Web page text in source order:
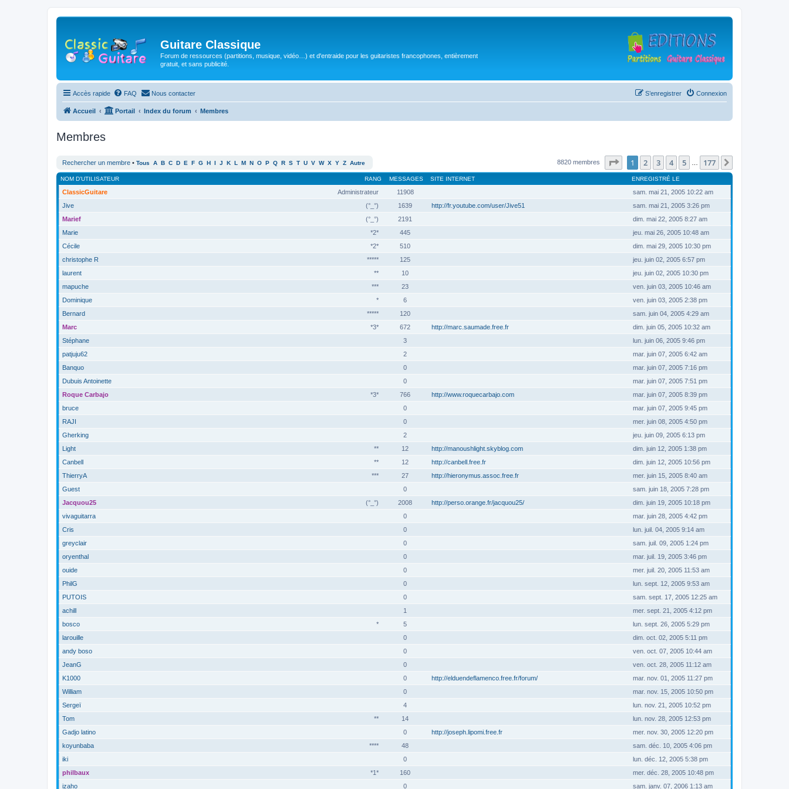
Guitare Classique
Forum de ressources (partitions, musique, vidéo…) et d'entraide pour les guitaristes francophones, entièrement
gratuit, et sans publicité.
Accès rapide FAQ Nous contacter Connexion
S’enregistrer
Accueil Portail Index du forum Membres
Membres
Rechercher un membre • Tous A B C D E F G H I J K L M N O P Q R S T U V W X Y Z Autre 8820 membres Page sur177
1 2 3 4 5 177
RANG
NOM D’UTILISATEUR MESSAGES SITE INTERNET ENREGISTRÉ LE
Administrateur
ClassicGuitare 11908
sam. mai 21, 2005 10:22 am
(°_°)
Jive 1639 http://fr.youtube.com/user/Jive51
sam. mai 21, 2005 3:26 pm
(°_°)
Marief 2191
dim. mai 22, 2005 8:27 am
*2*
Marie 445
jeu. mai 26, 2005 10:48 am
*2*
Cécile 510
dim. mai 29, 2005 10:30 pm
*****
christophe R 125
jeu. juin 02, 2005 6:57 pm
**
laurent 10
jeu. juin 02, 2005 10:30 pm
***
mapuche 23
ven. juin 03, 2005 10:46 am
*
Dominique 6
ven. juin 03, 2005 2:38 pm
*****
Bernard 120
sam. juin 04, 2005 4:29 am
*3*
Marc 672 http://marc.saumade.free.fr
dim. juin 05, 2005 10:32 am
Stéphane
3
lun. juin 06, 2005 9:46 pm
patjuju62
2
mar. juin 07, 2005 6:42 am
Banquo
0
mar. juin 07, 2005 7:16 pm
Dubuis Antoinette
0
mar. juin 07, 2005 7:51 pm
*3*
Roque Carbajo 766 http://www.roquecarbajo.com
mar. juin 07, 2005 8:39 pm
bruce
0
mar. juin 07, 2005 9:45 pm
RAJI
0
mer. juin 08, 2005 4:50 pm
Gherking
2
jeu. juin 09, 2005 6:13 pm
**
Light 12 http://manoushlight.skyblog.com
dim. juin 12, 2005 1:38 pm
**
Canbell 12 http://canbell.free.fr
dim. juin 12, 2005 10:56 pm
***
ThierryA 27 http://hieronymus.assoc.free.fr
mer. juin 15, 2005 8:40 am
Guest
0
sam. juin 18, 2005 7:28 pm
(°_°)
Jacquou25 2008 http://perso.orange.fr/jacquou25/
dim. juin 19, 2005 10:18 pm
vivaguitarra
0
mar. juin 28, 2005 4:42 pm
Cris
0
lun. juil. 04, 2005 9:14 am
greyclair
0
sam. juil. 09, 2005 1:24 pm
oryenthal
0
mar. juil. 19, 2005 3:46 pm
ouide
0
mer. juil. 20, 2005 11:53 am
PhilG
0
lun. sept. 12, 2005 9:53 am
PUTOIS
0
sam. sept. 17, 2005 12:25 am
achill
1
mer. sept. 21, 2005 4:12 pm
*
bosco 5
lun. sept. 26, 2005 5:29 pm
larouille
0
dim. oct. 02, 2005 5:11 pm
andy boso
0
ven. oct. 07, 2005 10:44 am
JeanG
0
ven. oct. 28, 2005 11:12 am
K1000
0 http://elduendeflamenco.free.fr/forum/
mar. nov. 01, 2005 11:27 pm
William
0
mar. nov. 15, 2005 10:50 pm
Sergeï
4
lun. nov. 21, 2005 10:52 pm
**
Tom 14
lun. nov. 28, 2005 12:53 pm
Gadjo latino
0 http://joseph.lipomi.free.fr
mer. nov. 30, 2005 12:20 pm
****
koyunbaba 48
sam. déc. 10, 2005 4:06 pm
iki
0
lun. déc. 12, 2005 5:38 pm
*1*
philbaux 160
mer. déc. 28, 2005 10:48 pm
izaho
0 sam. janv. 07, 2006 1:13 am